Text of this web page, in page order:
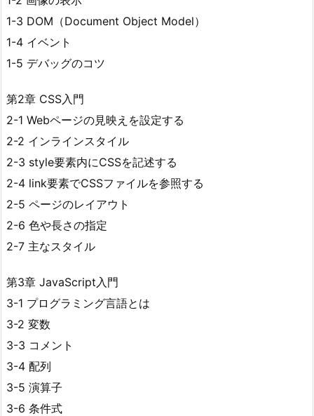
1-3 DOM（Document Object Model）
1-4 イベント
1-5 デバッグのコツ
第2章 CSS入門
2-1 Webページの見映えを設定する
2-2 インラインスタイル
2-3 style要素内にCSSを記述する
2-4 link要素でCSSファイルを参照する
2-5 ページのレイアウト
2-6 色や長さの指定
2-7 主なスタイル
第3章 JavaScript入門
3-1 プログラミング言語とは
3-2 変数
3-3 コメント
3-4 配列
3-5 演算子
3-6 条件式